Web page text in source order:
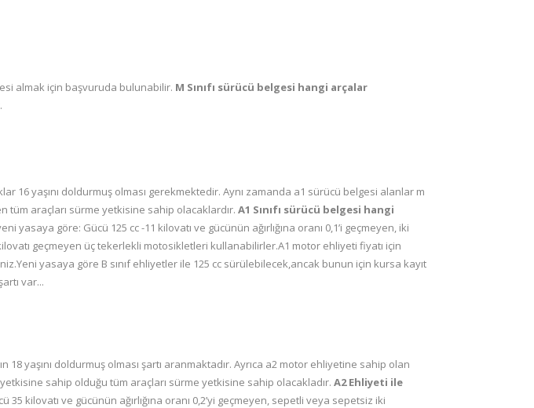
almak için başvuruda bulunabilir. M Sınıfı sürücü belgesi hangi arçalar
16 yaşını doldurmuş olması gerekmektedir. Aynı zamanda a1 sürücü belgesi alanlar m
tüm araçları sürme yetkisine sahip olacaklardır. A1 Sınıfı sürücü belgesi hangi
yasaya göre: Gücü 125 cc -11 kilovatı ve gücünün ağırlığına oranı 0,1’i geçmeyen, iki
geçmeyen üç tekerlekli motosikletleri kullanabilirler.A1 motor ehliyeti fiyatı için
yasaya göre B sınıf ehliyetler ile 125 cc sürülebilecek,ancak bunun için kursa kayıt
var...
18 yaşını doldurmuş olması şartı aranmaktadır. Ayrıca a2 motor ehliyetine sahip olan
yetkisine sahip olduğu tüm araçları sürme yetkisine sahip olacakladır. A2 Ehliyeti ile
35 kilovatı ve gücünün ağırlığına oranı 0,2’yi geçmeyen, sepetli veya sepetsiz iki